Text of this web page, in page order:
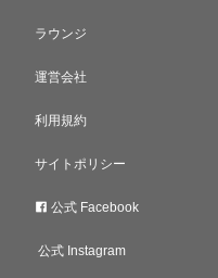
ラウンジ
運営会社
利用規約
サイトポリシー
公式 Facebook
公式 Instagram